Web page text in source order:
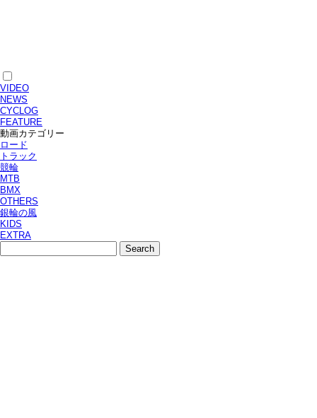
VIDEO
NEWS
CYCLOG
FEATURE
動画カテゴリー
ロード
トラック
競輪
MTB
BMX
OTHERS
銀輪の風
KIDS
EXTRA